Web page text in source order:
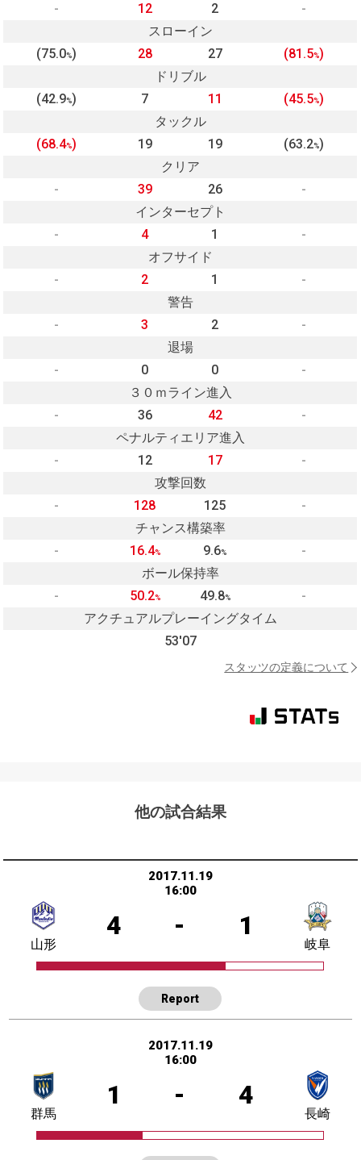
- 12 2
-
スローイン
(75.0%) 28 27 (81.5%)
ドリブル
(42.9%) 7 11 (45.5%)
タックル
(68.4%) 19 19 (63.2%)
クリア
-
39 26
-
インターセプト
-
4 1
-
オフサイド
-
2 1
-
警告
-
3 2
-
退場
-
0 0
-
３０ｍライン進入
-
36 42
-
ペナルティエリア進入
-
12 17
-
攻撃回数
-
128 125
-
チャンス構築率
-
16.4% 9.6%
-
ボール保持率
-
50.2% 49.8%
-
アクチュアルプレーイングタイム
53'07
スタッツの定義について
他の試合結果
2017.11.19
16:00
4 - 1
山形 岐阜
Report
2017.11.19
16:00
1 - 4
群馬 長崎